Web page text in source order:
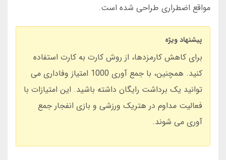
مواقع اضطراری طراحی شده است.
پیشنهاد ویژه
برای کاهش کارمزدها، از روش کارت به کارت استفاده
کنید. همچنین، با جمع آوری 1000 امتیاز وفاداری می
توانید یک برداشت رایگان داشته باشید. این امتیازات با
فعالیت مداوم در هتریک ورزشی و بازی انفجار جمع
آوری می شوند.